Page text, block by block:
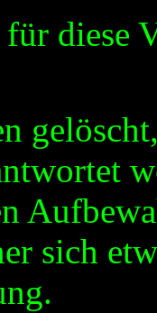
für diese
sich